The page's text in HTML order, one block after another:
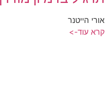
אורי הייטנר
קרא עוד->